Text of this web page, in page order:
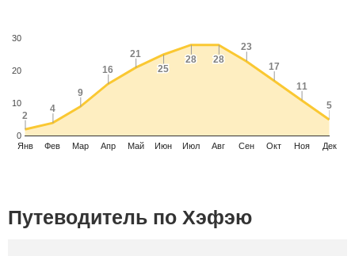
Янв Фев Мар Апр Май Июн Июл Авг Сен Окт Ноя Дек
0
10
20
30
2
2
4
4
9
9
16
16
21
21
25
25
28
28 28
28
23
23
17
17
11
11
5
5
Путеводитель по Хэфэю